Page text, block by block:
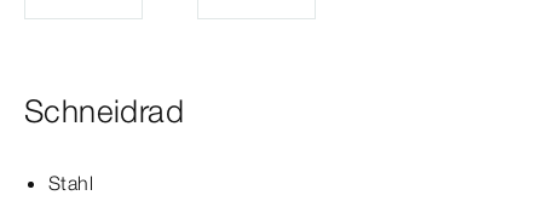
Schneidrad
Stahl